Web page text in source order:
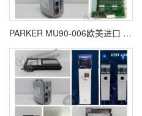
PARKER MU90-006欧美进口 全新原装 质保一年